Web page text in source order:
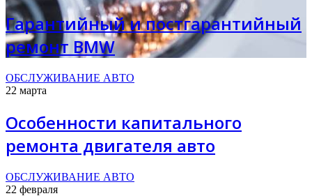
Гарантийный и постгарантийный
ремонт BMW
ОБСЛУЖИВАНИЕ АВТО
22 марта
Особенности капитального
ремонта двигателя авто
ОБСЛУЖИВАНИЕ АВТО
22 февраля